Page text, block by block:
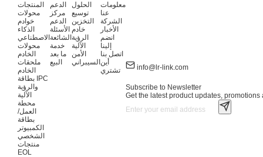
المنتجات
محولات
خوادم
الذكاء
الاصطناعي
محولات
الخادم
ملحقات
الخادم
بطاقة IPC
والرؤية
الآلية
محطة
العمل/
بطاقة
الكمبيوتر
الشخصي
منتجات
EOL
الدعم
مركز
الدعم
الأسئلة
الشائعة
خدمة
ما بعد
البيع
الحلول
توسيع
التخزين
خادم
الرؤية
الآلية
الأمن
السيبراني
معلومات
عنا
الشركة
الأخبار
انضم
إلينا
اتصل بنا
أين
تشتري
info@lr-link.com
Subscribe to Newsletter
Get the latest product updates, promotions